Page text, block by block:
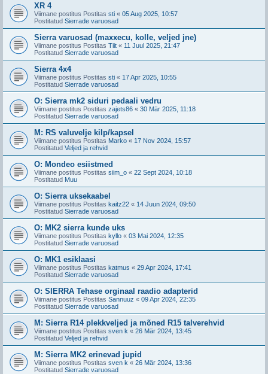
XR 4
Viimane postitus Postitas sti « 05 Aug 2025, 10:57
Postitatud Sierrade varuosad
Sierra varuosad (maxxecu, kolle, veljed jne)
Viimane postitus Postitas Tiit « 11 Juul 2025, 21:47
Postitatud Sierrade varuosad
Sierra 4x4
Viimane postitus Postitas sti « 17 Apr 2025, 10:55
Postitatud Sierrade varuosad
O: Sierra mk2 siduri pedaali vedru
Viimane postitus Postitas zajets86 « 30 Mär 2025, 11:18
Postitatud Sierrade varuosad
M: RS valuvelje kilp/kapsel
Viimane postitus Postitas Marko « 17 Nov 2024, 15:57
Postitatud Veljed ja rehvid
O: Mondeo esiistmed
Viimane postitus Postitas siim_o « 22 Sept 2024, 10:18
Postitatud Muu
O: Sierra uksekaabel
Viimane postitus Postitas kaitz22 « 14 Juun 2024, 09:50
Postitatud Sierrade varuosad
O: MK2 sierra kunde uks
Viimane postitus Postitas kyllo « 03 Mai 2024, 12:35
Postitatud Sierrade varuosad
O: MK1 esiklaasi
Viimane postitus Postitas katmus « 29 Apr 2024, 17:41
Postitatud Sierrade varuosad
O: SIERRA Tehase orginaal raadio adapterid
Viimane postitus Postitas Sannuuz « 09 Apr 2024, 22:35
Postitatud Sierrade varuosad
M: Sierra R14 plekkveljed ja mõned R15 talverehvid
Viimane postitus Postitas sven k « 26 Mär 2024, 13:45
Postitatud Veljed ja rehvid
M: Sierra MK2 erinevad jupid
Viimane postitus Postitas sven k « 26 Mär 2024, 13:36
Postitatud Sierrade varuosad